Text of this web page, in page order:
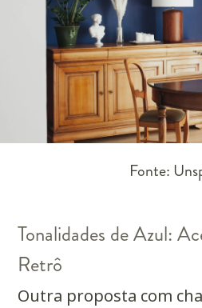
Fonte:
Tonalidades de Azul:
Retrô
Outra proposta com